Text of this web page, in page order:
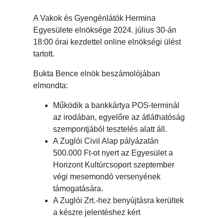
A Vakok és Gyengénlátók Hermina
Egyesülete elnöksége 2024. július 30-án
18:00 órai kezdettel online elnökségi ülést
tartott.
Bukta Bence elnök beszámolójában
elmondta:
Működik a bankkártya POS-terminál
az irodában, egyelőre az átláthatóság
szempontjából tesztelés alatt áll.
A Zuglói Civil Alap pályázatán
500.000 Ft-ot nyert az Egyesület a
Horizont Kultúrcsoport szeptember
végi mesemondó versenyének
támogatására.
A Zuglói Zrt.-hez benyújtásra kerültek
a készre jelentéshez kért